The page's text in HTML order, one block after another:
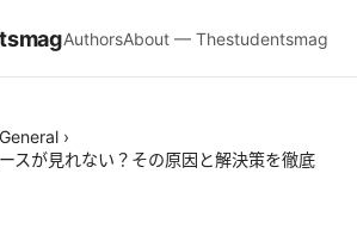
AuthorsAbout — Thestudentsmag
General ›
スが見れない？その原因と解決策を徹底